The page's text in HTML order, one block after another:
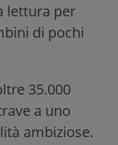
lettura per
di pochi
35.000
a uno
ambiziose.